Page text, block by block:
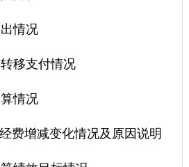
情况
移支付情况
情况
费增减变化情况及原因说明